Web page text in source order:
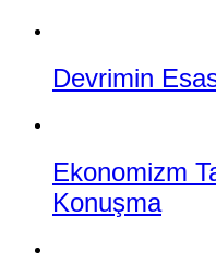
Devrimin
Ekonomizm
Konuşma